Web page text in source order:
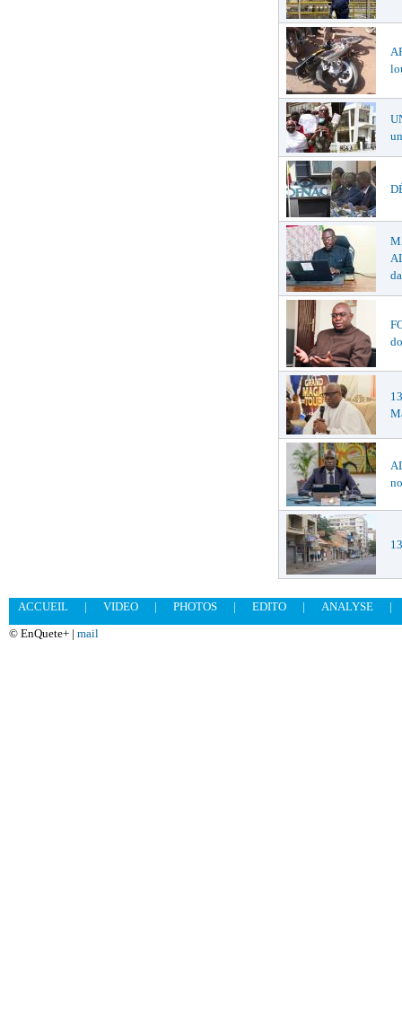
ACCUEIL | VIDEO | PHOTOS | EDITO | ANALYSE
|
© EnQuete+ | mail